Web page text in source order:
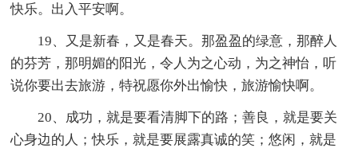
快乐。出入平安啊。
19、又是新春，又是春天。那盈盈的绿意，那醉人
的芬芳，那明媚的阳光，令人为之心动，为之神怡，听
说你要出去旅游，特祝愿你外出愉快，旅游愉快啊。
20、成功，就是要看清脚下的路；善良，就是要关
心身边的人；快乐，就是要展露真诚的笑；悠闲，就是